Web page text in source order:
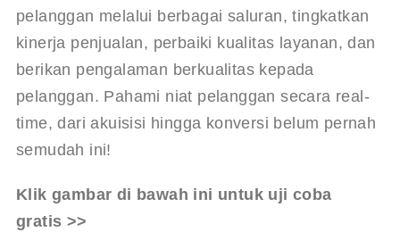
pelanggan melalui berbagai saluran, tingkatkan
kinerja penjualan, perbaiki kualitas layanan, dan
berikan pengalaman berkualitas kepada
pelanggan. Pahami niat pelanggan secara real-
time, dari akuisisi hingga konversi belum pernah
semudah ini!
Klik gambar di bawah ini untuk uji coba
gratis >>